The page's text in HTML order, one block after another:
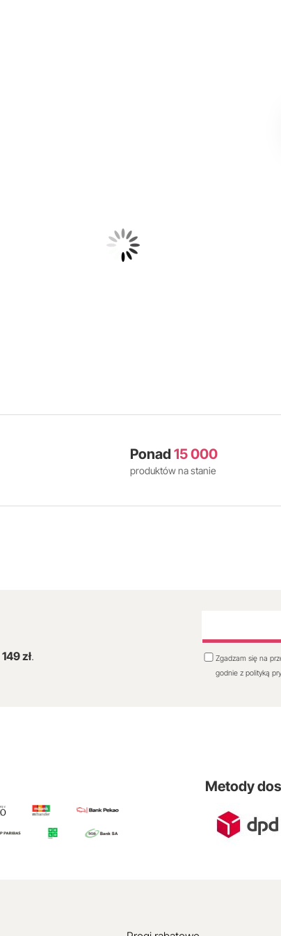
Ponad 15 000
produktów na stanie
149 zł.
Zgadzam się na
godnie z polityką
Metody